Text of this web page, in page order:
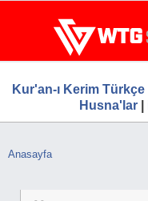
atla
WTG
Hizmetleri,
Ücretsiz Firma Rehberi, Web
Kur'an-ı Kerim Türkçe|
Husna'lar
Buradasınız
Anasayfa